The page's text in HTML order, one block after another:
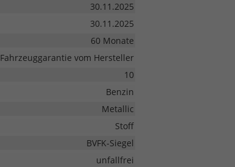
30.11.2025
30.11.2025
60 Monate
Fahrzeuggarantie vom Hersteller
10
Benzin
Metallic
Stoff
BVFK-Siegel
unfallfrei